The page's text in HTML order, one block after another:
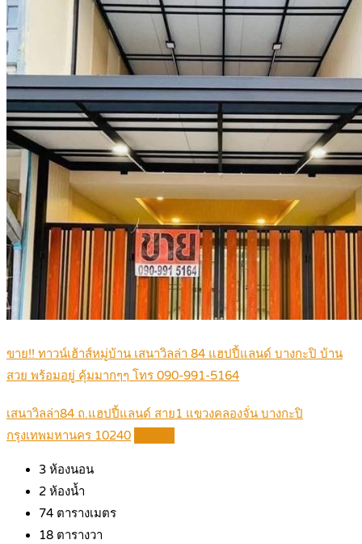
ขาย!! ทาวน์เฮ้าส์หมู่บ้าน เสนาวิลล่า 84 แฮปปี้แลนด์ บางกะปิ บ้าน
สวย พร้อมอยู่ คุ้มมากๆๆ โทร 090-991-5164
เสนาวิลล่า84 ถ.แฮปปี้แลนด์ สาย1 แขวงคลองจั่น บางกะปิ
กรุงเทพมหานคร 10240
3 ห้องนอน
2 ห้องน้ำ
74 ตารางเมตร
18 ตารางวา